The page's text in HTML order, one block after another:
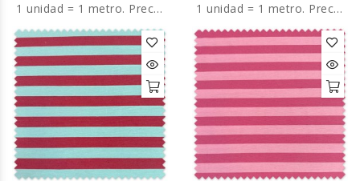
1 unidad = 1 metro. Precio
por metro.
1 unidad = 1 metro. Precio
por metro.